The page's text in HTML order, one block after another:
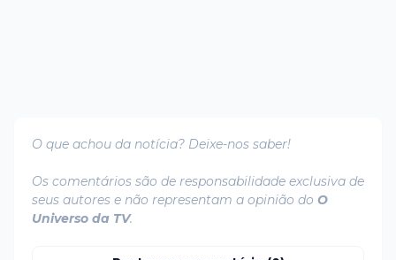
O que achou da notícia? Deixe-nos saber!
Os comentários são de responsabilidade exclusiva de
seus autores e não representam a opinião do O
Universo da TV.